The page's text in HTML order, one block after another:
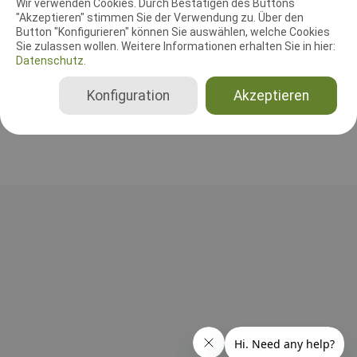
Wir verwenden Cookies. Durch Bestätigen des Buttons
"Akzeptieren" stimmen Sie der Verwendung zu. Über den
Button "Konfigurieren" können Sie auswählen, welche Cookies
Sie zulassen wollen. Weitere Informationen erhalten Sie in hier:
Datenschutz.
Akzeptieren
Konfiguration
Leistungsrichter
Amanda M. Hoskinson